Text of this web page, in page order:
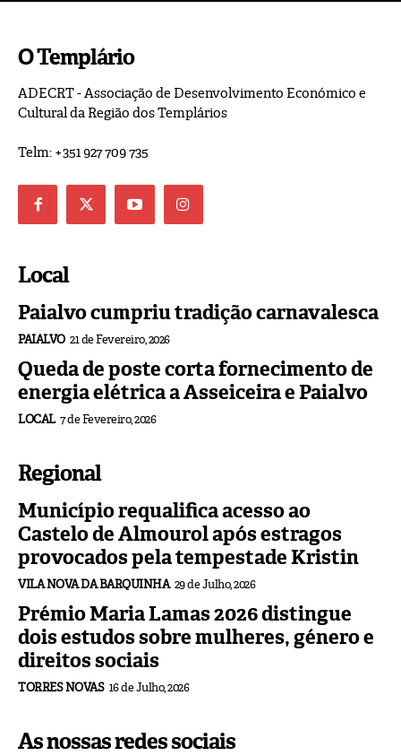
O Templário
ADECRT - Associação de Desenvolvimento Económico e
Cultural da Região dos Templários
Telm: +351 927 709 735
Local
Paialvo cumpriu tradição carnavalesca
PAIALVO 21 de Fevereiro, 2026
Queda de poste corta fornecimento de
energia elétrica a Asseiceira e Paialvo
LOCAL 7 de Fevereiro, 2026
Regional
Município requalifica acesso ao
Castelo de Almourol após estragos
provocados pela tempestade Kristin
VILA NOVA DA BARQUINHA 29 de Julho, 2026
Prémio Maria Lamas 2026 distingue
dois estudos sobre mulheres, género e
direitos sociais
TORRES NOVAS 16 de Julho, 2026
As nossas redes sociais